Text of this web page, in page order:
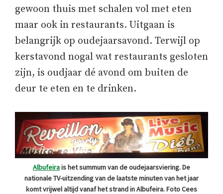
gewoon thuis met schalen vol met eten
maar ook in restaurants. Uitgaan is
belangrijk op oudejaarsavond. Terwijl op
kerstavond nogal wat restaurants gesloten
zijn, is oudjaar dé avond om buiten de
deur te eten en te drinken.
Albufeirais het summum van de oudejaarsviering. De
nationale TV-uitzending van de laatste minuten van het jaar
komt vrijwel altijd vanaf het strand in Albufeira. Foto Cees